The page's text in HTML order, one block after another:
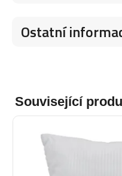
Ostatní
Související